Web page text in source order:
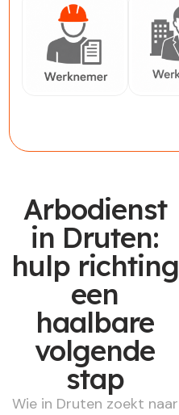
Arbodienst
in Druten:
hulp richting
een
haalbare
volgende
stap
Wie in Druten zoekt naar